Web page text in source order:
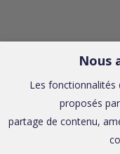
Nous
Les fonctionnalités
proposés
partage de contenu,